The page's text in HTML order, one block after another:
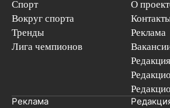
Спорт
Вокруг спорта
Тренды
Лига чемпионов
О
Реклама
Редакция
Реклама